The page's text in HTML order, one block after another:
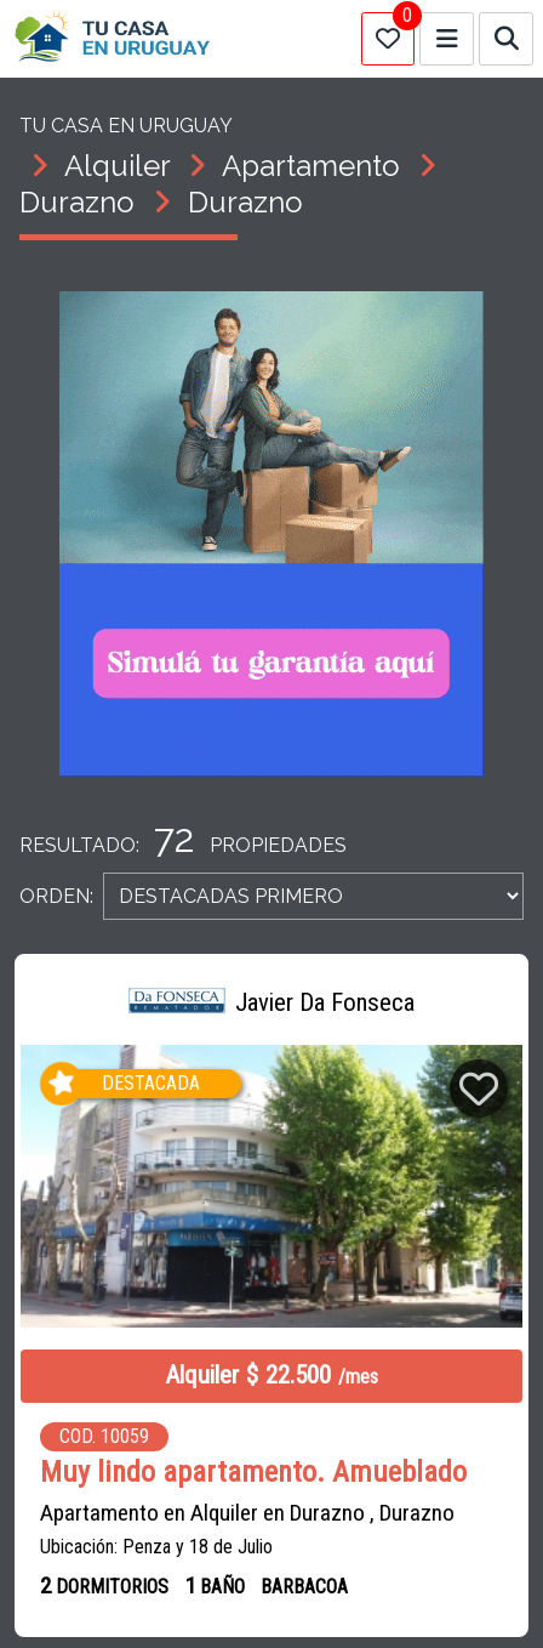
0
TU CASA EN URUGUAY
Alquiler
Apartamento
Durazno
Durazno
RESULTADO: 72 PROPIEDADES
ORDEN:
Javier Da Fonseca
DESTACADA
Alquiler $ 22.500 /mes
COD. 10059
Muy lindo apartamento. Amueblado
Apartamento en Alquiler en Durazno , Durazno
Ubicación: Penza y 18 de Julio
2DORMITORIOS 1 BAÑO BARBACOA